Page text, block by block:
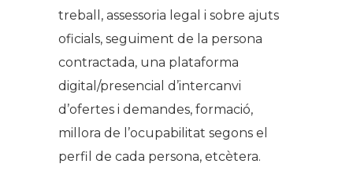
treball, assessoria legal i sobre ajuts
oficials, seguiment de la persona
contractada, una plataforma
digital/presencial d’intercanvi
d’ofertes i demandes, formació,
millora de l’ocupabilitat segons el
perfil de cada persona, etcètera.